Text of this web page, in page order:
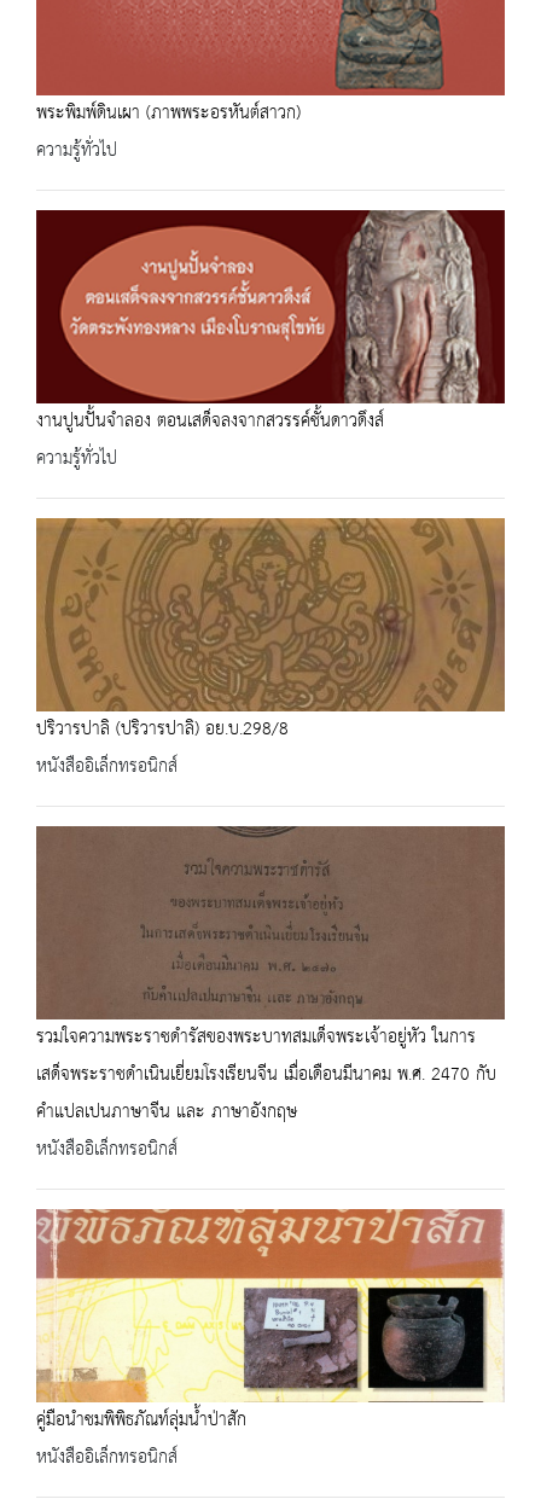
พระพิมพ์ดินเผา (ภาพพระอรหันต์สาวก)
ความรู้ทั่วไป
งานปูนปั้นจำลอง ตอนเสด็จลงจากสวรรค์ชั้นดาวดึงส์
ความรู้ทั่วไป
ปริวารปาลิ (ปริวารปาลิ) อย.บ.298/8
หนังสืออิเล็กทรอนิกส์
รวมใจความพระราชดำรัสของพระบาทสมเด็จพระเจ้าอยู่หัว ในการ
เสด็จพระราชดำเนินเยี่ยมโรงเรียนจีน เมื่อเดือนมีนาคม พ.ศ. 2470 กับ
คำแปลเปนภาษาจีน และ ภาษาอังกฤษ
หนังสืออิเล็กทรอนิกส์
คู่มือนำชมพิพิธภัณท์ลุ่มน้ำป่าสัก
หนังสืออิเล็กทรอนิกส์